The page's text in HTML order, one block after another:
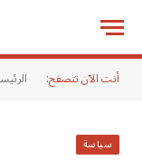
أنت الآن تتصفح:
سياسة